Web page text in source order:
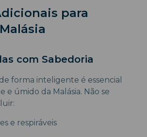
para
com Sabedoria
forma inteligente é essencial
e úmido da Malásia. Não se
e respiráveis